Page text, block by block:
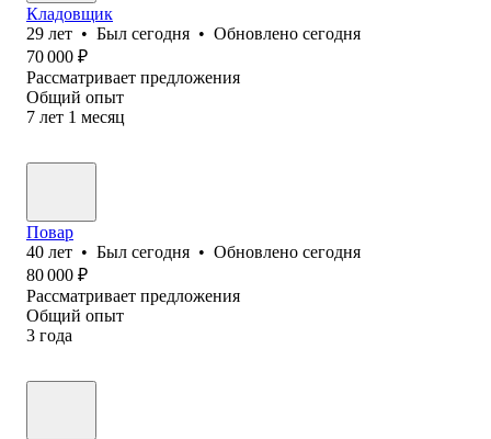
Кладовщик
29 лет • Был сегодня • Обновлено сегодня
70 000 ₽
Рассматривает предложения
Общий опыт
7 лет 1 месяц
Повар
40 лет • Был сегодня • Обновлено сегодня
80 000 ₽
Рассматривает предложения
Общий опыт
3 года